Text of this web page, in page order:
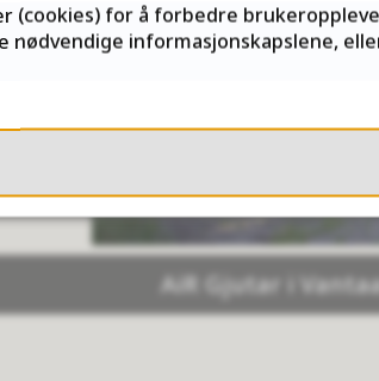
AiR Gjutar i
(cookies) for å forbedre
nødvendige informasjonskapslene,